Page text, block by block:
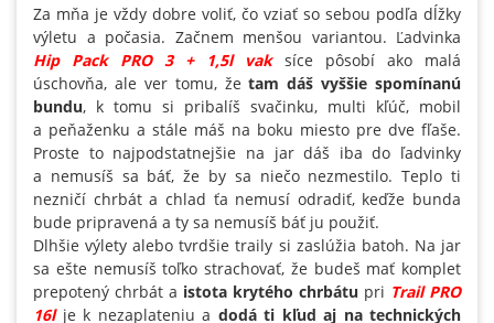
Za mňa je vždy dobre voliť, čo vziať so sebou podľa dĺžky
výletu a počasia. Začnem menšou variantou. Ľadvinka
Hip Pack PRO 3 + 1,5l vaksíce pôsobí ako malá
úschovňa, ale ver tomu, žetam dáš vyššie spomínanú
bundu, k tomu si pribalíš svačinku, multi kľúč, mobil
a peňaženku a stále máš na boku miesto pre dve fľaše.
Proste to najpodstatnejšie na jar dáš iba do ľadvinky
a nemusíš sa báť, že by sa niečo nezmestilo. Teplo ti
nezničí chrbát a chlad ťa nemusí odradiť, keďže bunda
bude pripravená a ty sa nemusíš báť ju použiť.
Dlhšie výlety alebo tvrdšie traily si zaslúžia batoh. Na jar
sa ešte nemusíš toľko strachovať, že budeš mať komplet
prepotený chrbát a istota krytého chrbátu pri Trail PRO
16lje k nezaplateniu a dodá ti kľud aj na technických